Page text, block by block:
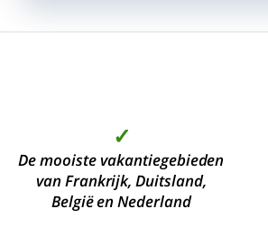
✓
De mooiste vakantiegebieden
van Frankrijk, Duitsland,
België en Nederland